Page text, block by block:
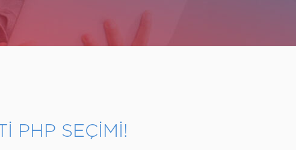
PHP SEÇİMİ!